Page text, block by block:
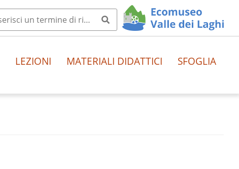
LEZIONI MATERIALI DIDATTICI SFOGLIA